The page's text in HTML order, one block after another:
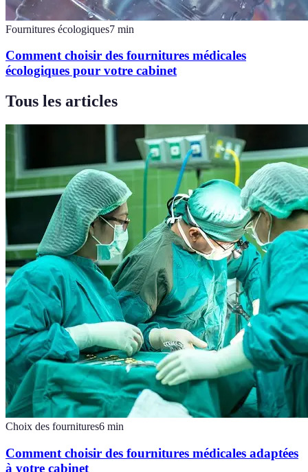
Fournitures écologiques7 min
Comment choisir des fournitures médicales
écologiques pour votre cabinet
Tous les articles
Choix des fournitures6 min
Comment choisir des fournitures médicales adaptées
à votre cabinet